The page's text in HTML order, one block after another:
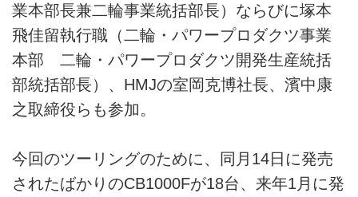
業本部長兼二輪事業統括部長）ならびに塚本
飛佳留執行職（二輪・パワープロダクツ事業
本部 二輪・パワープロダクツ開発生産統括
部統括部長）、HMJの室岡克博社長、濱中康
之取締役らも参加。
今回のツーリングのために、同月14日に発売
されたばかりのCB1000Fが18台、来年1月に発